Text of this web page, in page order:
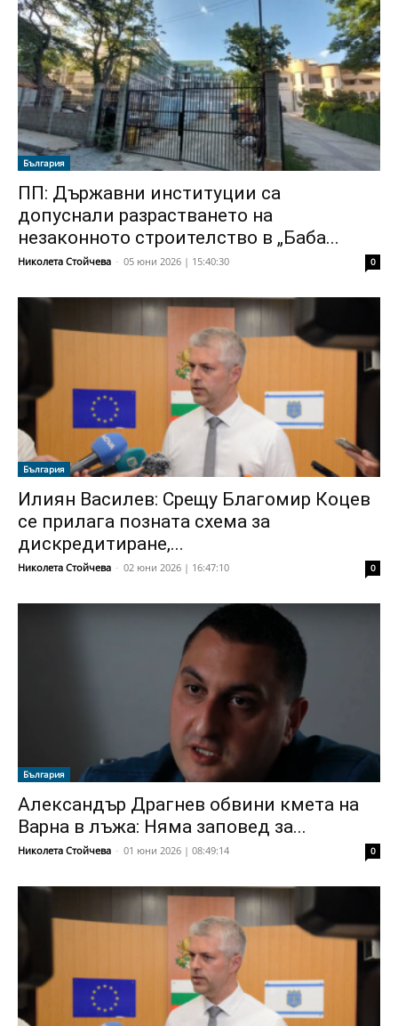
България
ПП: Държавни институции са
допуснали разрастването на
незаконното строителство в „Баба...
Николета Стойчева - 05 юни 2026 | 15:40:30 0
България
Илиян Василев: Срещу Благомир Коцев
се прилага позната схема за
дискредитиране,...
Николета Стойчева - 02 юни 2026 | 16:47:10 0
България
Александър Драгнев обвини кмета на
Варна в лъжа: Няма заповед за...
Николета Стойчева - 01 юни 2026 | 08:49:14 0